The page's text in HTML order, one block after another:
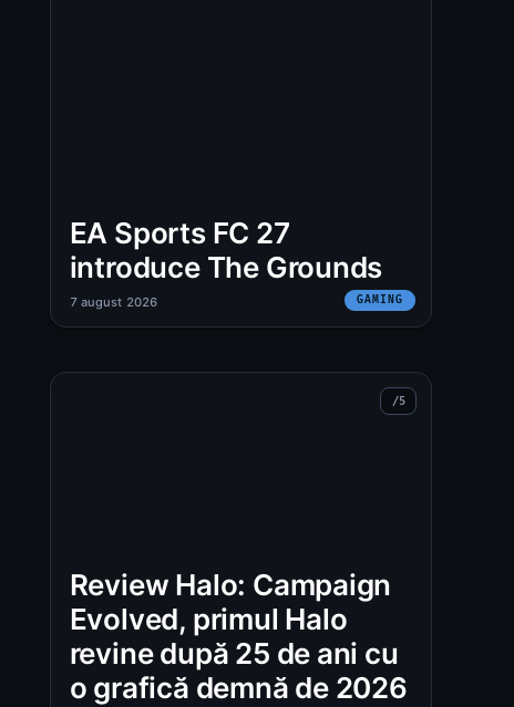
EA Sports FC 27
introduce The Grounds
GAMING
7 august 2026
Review Halo: Campaign
Evolved, primul Halo
revine după 25 de ani cu
o grafică demnă de 2026